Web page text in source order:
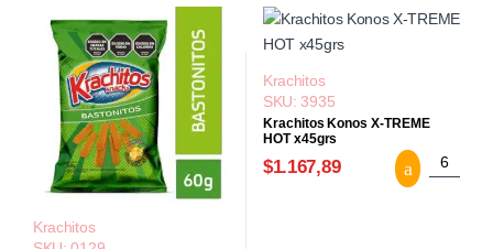
Krachitos
Krachitos
SKU: 3935
Krachitos Konos X-TREME
HOT x45grs
$1.167,89